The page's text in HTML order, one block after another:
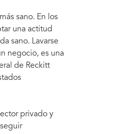
sano. En los
una actitud
sano. Lavarse
negocio, es una
de Reckitt
privado y